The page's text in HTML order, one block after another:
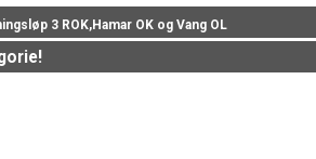
(A) doběhl v čase 46:00 (10)
(
Magnor (C) got new status: disq
3 ROK,Hamar OK og Vang OL